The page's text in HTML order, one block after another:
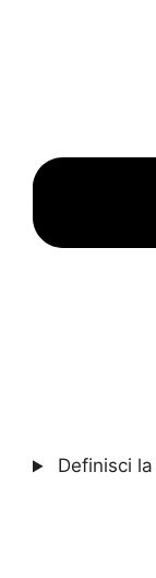
Definisci